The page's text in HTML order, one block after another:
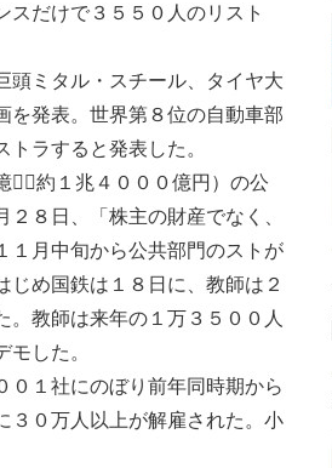
だけで３５５０人のリスト
ミタル・スチール、タイヤ大
を発表。世界第８位の自動車部
ラすると発表した。
（約１兆４０００億円）の公
８日、「株主の財産でなく、
１月中旬から公共部門のストが
め国鉄は１８日に、教師は２
。教師は来年の１万３５００人
した。
１社にのぼり前年同時期から
３０万人以上が解雇された。小